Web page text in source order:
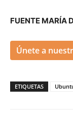
FUENTE MARÍA
Únete a
ETIQUETAS